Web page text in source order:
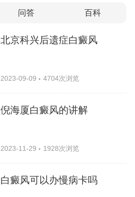
问答 百科
北京科兴后遗症白癜风
2023-09-09 4704次浏览
倪海厦白癜风的讲解
2023-11-29 1928次浏览
白癜风可以办慢病卡吗